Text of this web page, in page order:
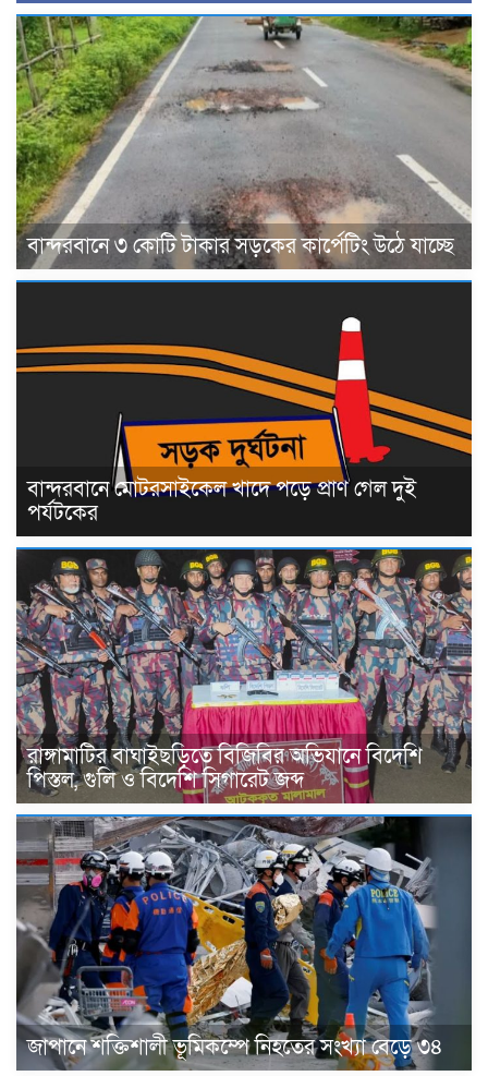
বান্দরবানে ৩ কোটি টাকার সড়কের কার্পেটিং উঠে যাচ্ছে
বান্দরবানে মোটরসাইকেল খাদে পড়ে প্রাণ গেল দুই
পর্যটকের
রাঙ্গামাটির বাঘাইছড়িতে বিজিবির অভিযানে বিদেশি
পিস্তল, গুলি ও বিদেশি সিগারেট জব্দ
জাপানে শক্তিশালী ভূমিকম্পে নিহতের সংখ্যা বেড়ে ৩৪